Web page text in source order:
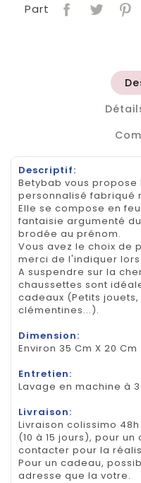
Part
Descriptif:
Betybab vous
personnalisé fabriqué
Elle se compose en
fantaisie argumenté
brodée au prénom.
Vous avez le choix de
merci de l'indiquer
A suspendre sur la
chaussettes sont
cadeaux (Petits
clémentines...).
Dimension:
Environ 35 Cm X 20 Cm
Entretien:
Lavage en machine à
Livraison:
Livraison colissimo
(10 à 15 jours), pour
contacter pour la
Pour un cadeau,
adresse que la votre.